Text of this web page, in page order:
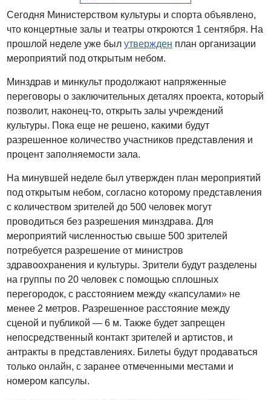
Сегодня Министерством культуры и спорта объявлено,
что концертные залы и театры откроются 1 сентября. На
прошлой неделе уже былутвержден план организации
мероприятий под открытым небом.
Минздрав и минкульт продолжают напряженные
переговоры о заключительных деталях проекта, который
позволит, наконец-то, открыть залы учреждений
культуры. Пока еще не решено, какими будут
разрешенное количество участников представления и
процент заполняемости зала.
На минувшей неделе был утвержден план мероприятий
под открытым небом, согласно которому представления
с количеством зрителей до 500 человек могут
проводиться без разрешения минздрава. Для
мероприятий численностью свыше 500 зрителей
потребуется разрешение от министров
здравоохранения и культуры. Зрители будут разделены
на группы по 20 человек с помощью сплошных
перегородок, с расстоянием между «капсулами» не
менее 2 метров. Разрешенное расстояние между
сценой и публикой — 6 м. Также будет запрещен
непосредственный контакт зрителей и артистов, и
антракты в представлениях. Билеты будут продаваться
только онлайн, с заранее отмеченными местами и
номером капсулы.